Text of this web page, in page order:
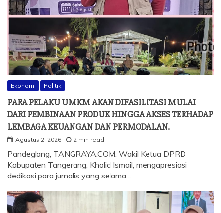
Ekonomi Politik
PARA PELAKU UMKM AKAN DIFASILITASI MULAI
DARI PEMBINAAN PRODUK HINGGA AKSES TERHADAP
LEMBAGA KEUANGAN DAN PERMODALAN.
Agustus 2, 2026 2 min read
Pandeglang, TANGRAYA.COM. Wakil Ketua DPRD
Kabupaten Tangerang, Kholid Ismail, mengapresiasi
dedikasi para jurnalis yang selama…